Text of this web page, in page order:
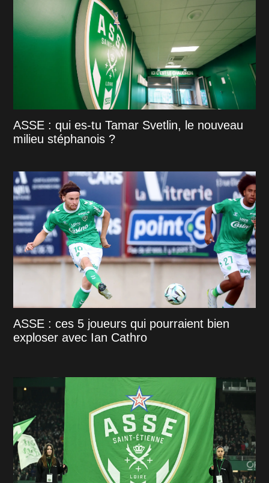
ASSE : qui es-tu Tamar Svetlin, le nouveau
milieu stéphanois ?
ASSE : ces 5 joueurs qui pourraient bien
exploser avec Ian Cathro